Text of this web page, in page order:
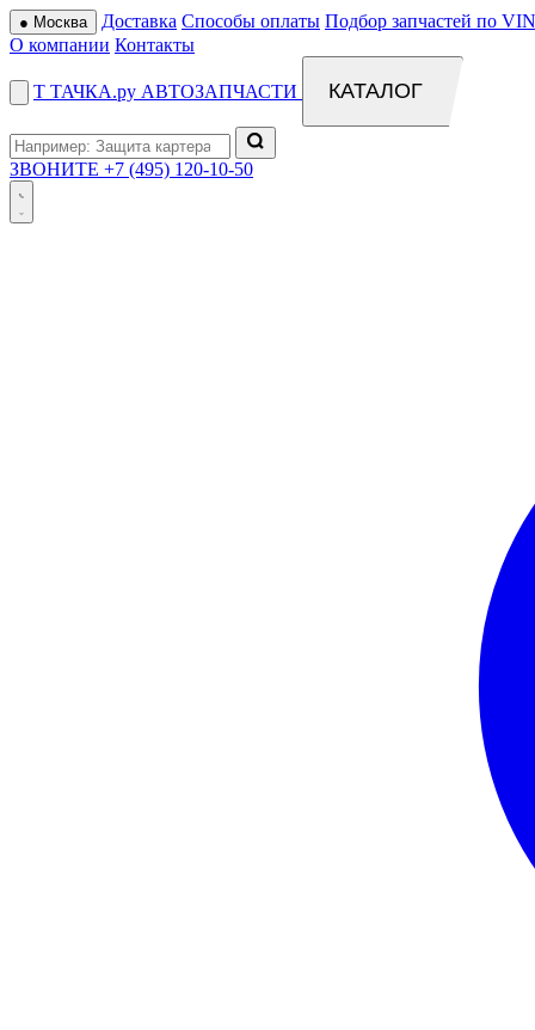
● Москва Доставка Способы оплаты Подбор запчастей по
О компании Контакты
Т ТАЧКА.ру АВТОЗАПЧАСТИ КАТАЛОГ
ЗВОНИТЕ +7 (495) 120-10-50